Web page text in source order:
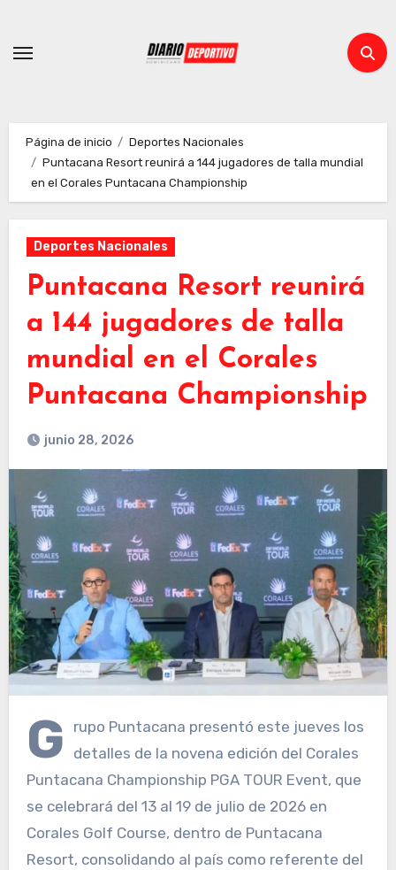
contenido
Página de inicio
Deportes Nacionales
Puntacana Resort reunirá a 144 jugadores de talla mundial
en el Corales Puntacana Championship
Deportes Nacionales
Puntacana Resort reunirá
a 144 jugadores de talla
mundial en el Corales
Puntacana Championship
junio 28, 2026
G
rupo Puntacana presentó este jueves los
detalles de la novena edición del Corales
Puntacana Championship PGA TOUR Event, que
se celebrará del 13 al 19 de julio de 2026 en
Corales Golf Course, dentro de Puntacana
Resort, consolidando al país como referente del